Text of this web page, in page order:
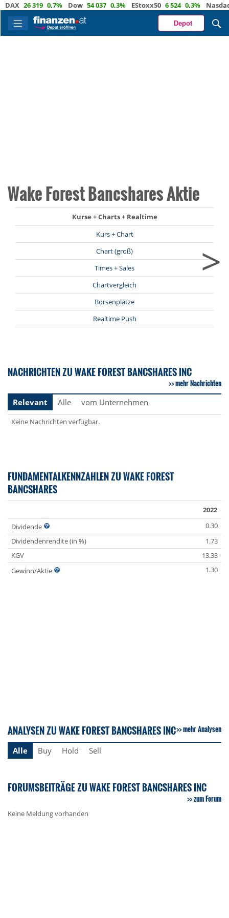
26 319 0,7% Dow 54 037 0,3% EStoxx50 6 524 0,3% Nasdaq
Depot
Wake Forest Bancshares Aktie
Kurse + Charts + Realtime
Kurs + Chart
Chart (groß)
Times + Sales
Chartvergleich
Börsenplätze
Realtime Push
>
NACHRICHTEN ZU WAKE FOREST BANCSHARES INC
mehr Nachrichten
Relevant
Alle vom Unternehmen
Keine Nachrichten verfügbar.
FUNDAMENTALKENNZAHLEN ZU WAKE FOREST
BANCSHARES
2022
Dividende
0.30
Dividendenrendite (in %)
1.73
KGV
13.33
Gewinn/Aktie
1.30
ANALYSEN ZU WAKE FOREST BANCSHARES INC mehr Analysen
Alle Buy Hold Sell
FORUMSBEITRÄGE ZU WAKE FOREST BANCSHARES INC
zum Forum
Keine Meldung vorhanden